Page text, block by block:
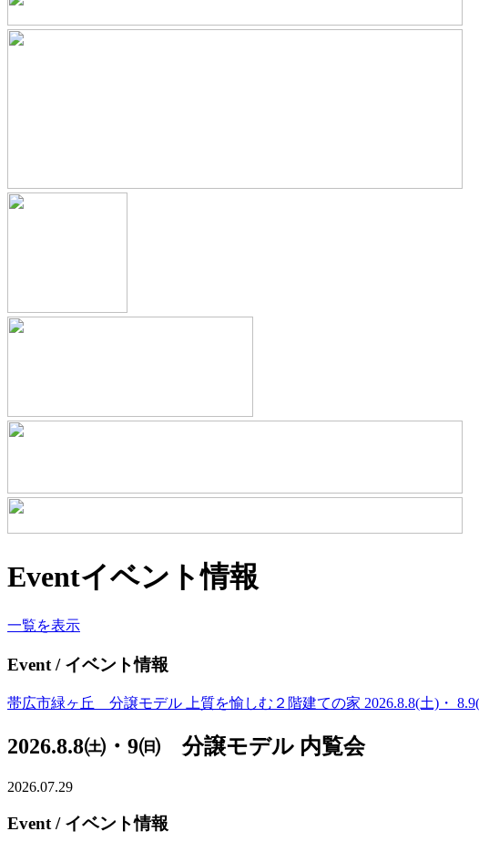
Eventイベント情報
一覧を表示
Event / イベント情報
帯広市緑ヶ丘 分譲モデル 上質を愉しむ２階建ての家 2026.8.8(土)・
2026.8.8㈯・9㈰ 分譲モデル 内覧会
2026.07.29
Event/ イベント情報